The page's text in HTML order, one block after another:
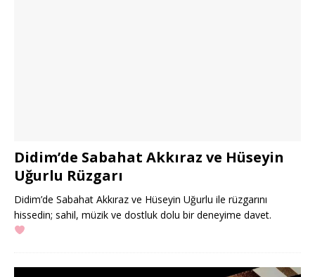
Didim’de Sabahat Akkıraz ve Hüseyin
Uğurlu Rüzgarı
Didim’de Sabahat Akkıraz ve Hüseyin Uğurlu ile rüzgarını
hissedin; sahil, müzik ve dostluk dolu bir deneyime davet.